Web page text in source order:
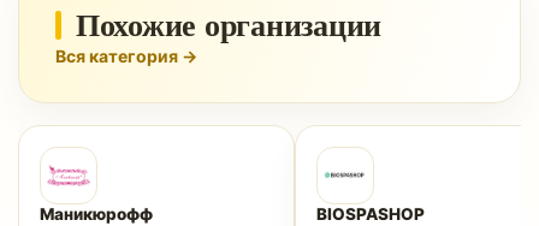
Похожие организации
Вся категория →
Маникюрофф BIOSPASHOP